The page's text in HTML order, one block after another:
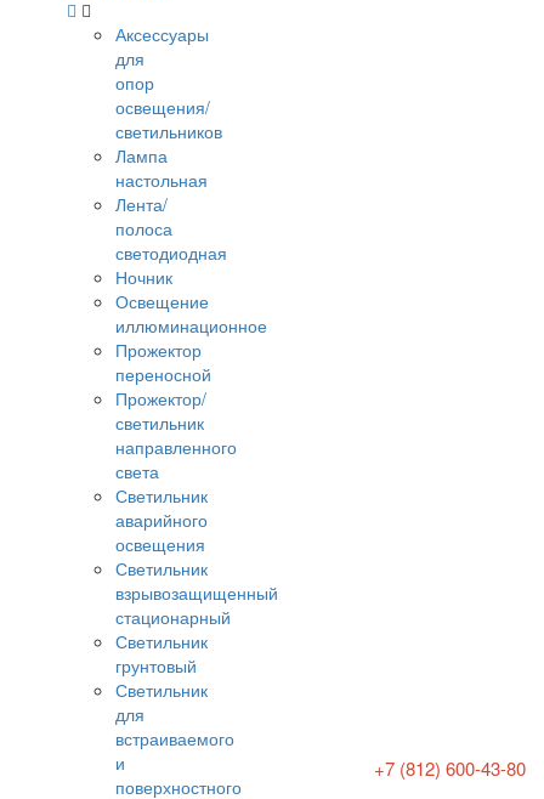
Аксессуары
для
опор
освещения/
светильников
Лампа
настольная
Лента/
полоса
светодиодная
Ночник
Освещение
иллюминационное
Прожектор
переносной
Прожектор/
светильник
направленного
света
Светильник
аварийного
освещения
Светильник
взрывозащищенный
стационарный
Светильник
грунтовый
Светильник
для
встраиваемого
и
поверхностного
+7 (812) 600-43-80